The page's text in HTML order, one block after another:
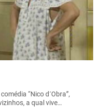
“Nico d´Obra”,
a qual vive…